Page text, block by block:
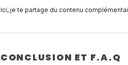
Ici, je te partage du contenu
CONCLUSION ET F.A.Q